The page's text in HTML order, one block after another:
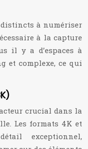
distincts à numériser
à la capture
il y a d’espaces à
et complexe, ce qui
crucial dans la
Les formats 4K et
exceptionnel,